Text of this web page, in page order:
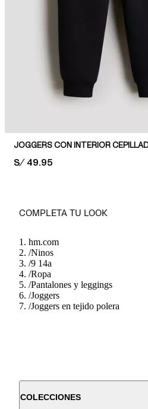
JOGGERS CON INTERIOR
PRICE:
S/ 49.95
COMPLETA TU LOOK
hm.com
/Ninos
/9 14a
/Ropa
/Pantalones y leggings
/Joggers
/Joggers en tejido polera
COLECCIONES